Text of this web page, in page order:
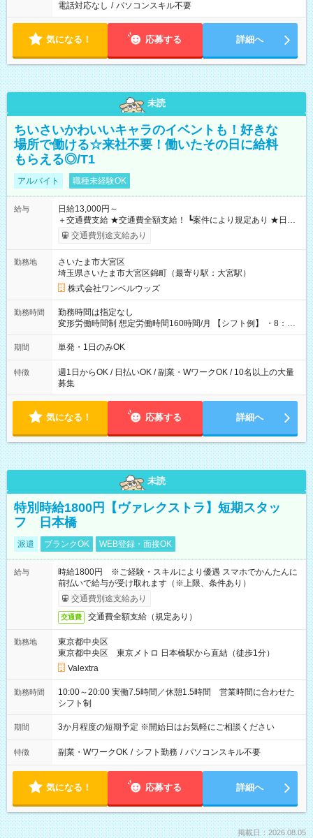
電話対応なし / パソコンスキル不要
気になる！ 応募する 詳細へ
未読
ちいさいかわいいキャラのイベントも！好きな
場所で働ける☆来社不要！働いたその日に給料
もらえる◎/T1
アルバイト 職種未経験OK
給与
日給13,000円～
＋交通費支給 ★交通費全額支給！ ┗案件により規定あり ★日払
いOK！（規定あり） ┗働いたその日に現金GET♪ お仕事後はコ
ンビニATMから 日払い分を引き落とせます！ 【試用期間】試
交通費別途支給あり
勤務地
さいたま市大宮区
埼玉県さいたま市大宮区錦町（最寄り駅：大宮駅）
株式会社ワンベルウッズ
勤務時間
勤務時間は指定なし
変形労働時間制 想定労働時間160時間/月 【シフト例】 ・8：00
～21：00
期間 単発・1日のみOK
特徴
週1日からOK / 日払いOK / 副業・WワークOK / 10名以上の大量
募集
気になる！ 応募する 詳細へ
未読
特別時給1800円【ヴァレクストラ】短期スタッ
フ 日本橋
派遣 ブランクOK WEB登録・面接OK
給与
時給1800円 ※ご経験・スキルにより優遇 スマホでかんたんに
前払いで給与が受け取れます（※上限、条件あり）
交通費別途支給あり
交通費 交通費全額支給（規定あり）
勤務地
東京都中央区
東京都中央区 東京メトロ 日本橋駅から直結（徒歩1分）
Valextra
勤務時間
10:00～20:00 実働7.5時間／休憩1.5時間 営業時間に合わせた
シフト制
期間 3か月程度の短期予定 ※開始日はお気軽にご相談ください
特徴 副業・WワークOK / シフト勤務 / パソコンスキル不要
気になる！ 応募する 詳細へ
掲載日：2026.08.05